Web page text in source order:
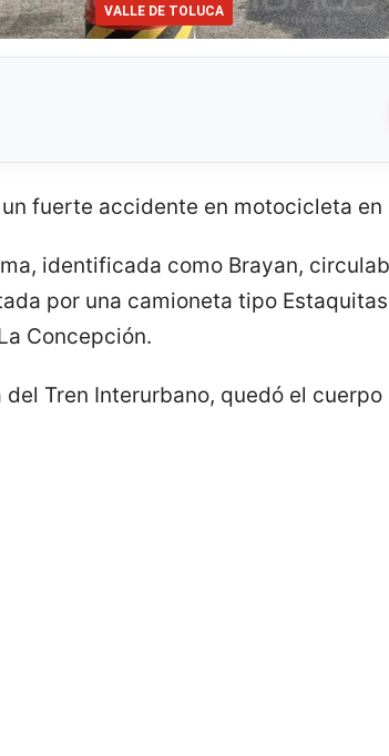
VALLE DE TOLUCA
fuerte accidente en motocicleta en
identificada como Brayan,
por una camioneta tipo
Concepción.
Tren Interurbano, quedó el